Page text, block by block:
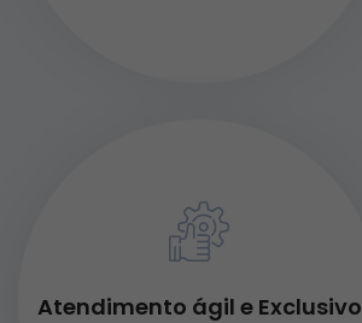
Atendimento ágil e Exclusivo